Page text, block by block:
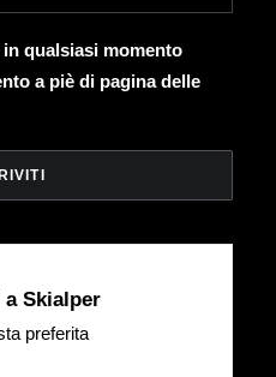
qualsiasi momento
a piè di pagina delle
Skialper
preferita